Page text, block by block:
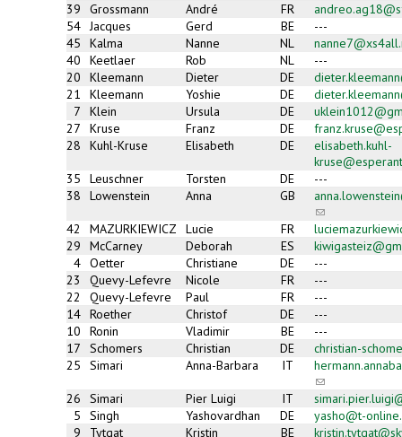
39
Grossmann André FR
54
Jacques Gerd BE
---
45
Kalma Nanne NL
40
Keetlaer Rob NL
---
20
Kleemann Dieter DE
21
Kleemann Yoshie DE
7
Klein Ursula DE
27
Kruse Franz DE
28
Kuhl-Kruse Elisabeth DE
elisabeth.kuhl-
35
Leuschner Torsten DE
---
38
Lowenstein Anna GB
(link
sends
e-
42 MAZURKIEWICZ Lucie FR
29
McCarney Deborah ES
4 Oetter Christiane DE
---
23
Quevy-Lefevre Nicole FR
---
22
Quevy-Lefevre Paul FR
---
14 Roether Christof DE
---
10
Ronin Vladimir BE
---
17
Schomers Christian DE
christian-
25
Simari Anna-Barbara IT
(link
sends
e-
mail)
26 Simari Pier Luigi IT
5
Singh Yashovardhan DE
yasho@t-
9
Tytgat Kristin BE